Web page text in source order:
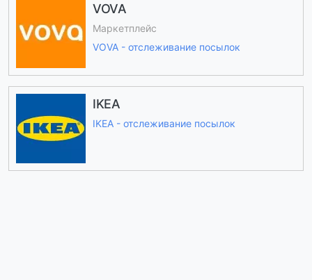
VOVA
Маркетплейс
VOVA - отслеживание посылок
IKEA
IKEA - отслеживание посылок